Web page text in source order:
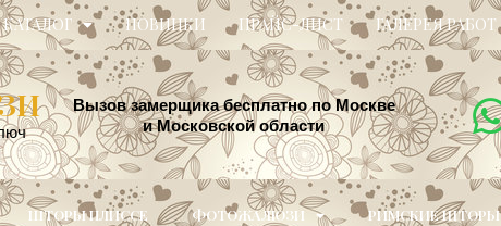
КАТАЛОГ НОВИНКИ ПРАЙС-ЛИСТ ГАЛЕРЕЯ РАБОТ
Вызов замерщика бесплатно по Москве
и Московской области
ШТОРЫ ПЛИССЕ ФОТОЖАЛЮЗИ РИМСКИЕ ШТОРЫ